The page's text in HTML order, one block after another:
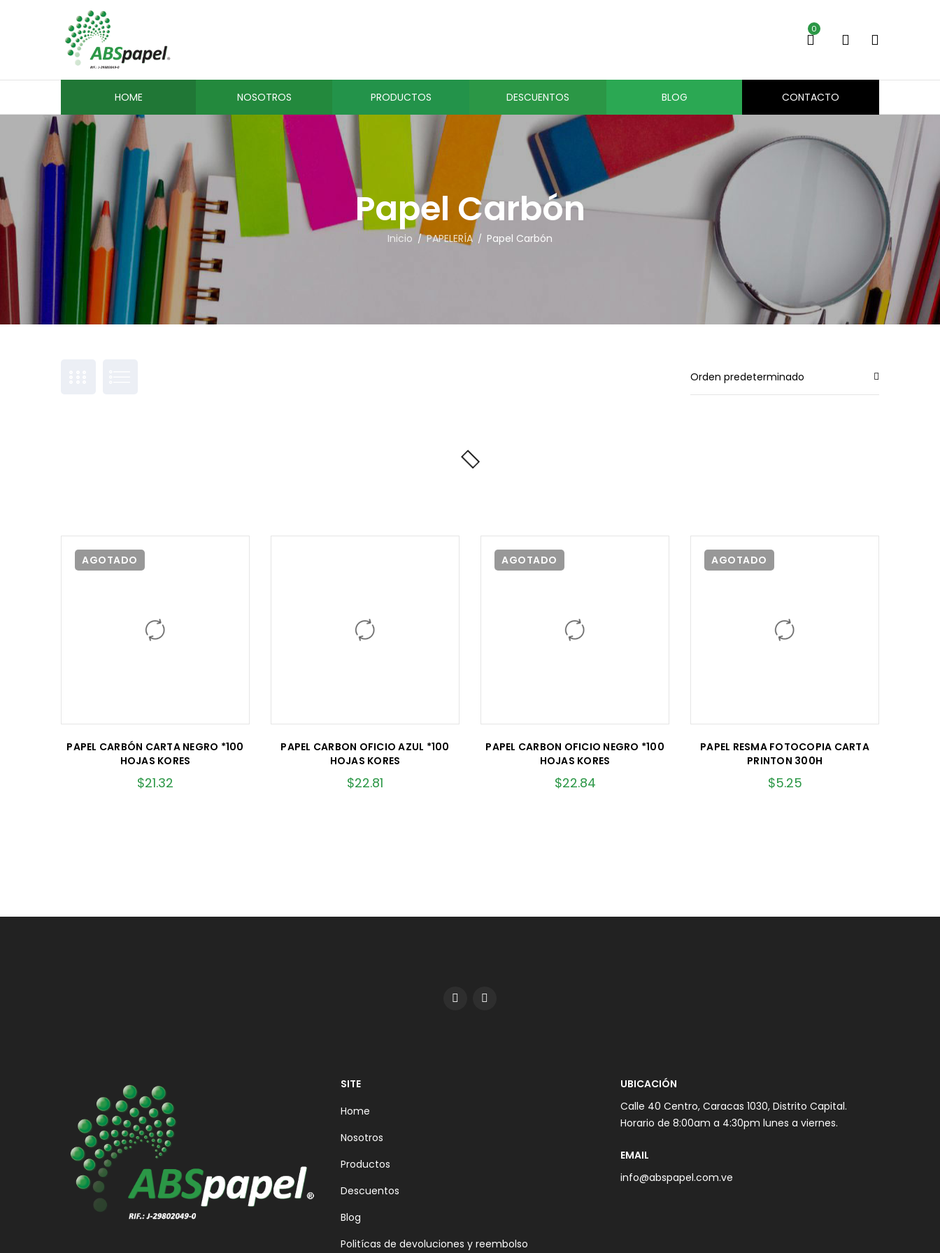
0
HOME NOSOTROS PRODUCTOS DESCUENTOS BLOG CONTACTO
Papel Carbón
Inicio / PAPELERÍA / Papel Carbón
Orden predeterminado
AGOTADO
PAPEL CARBÓN CARTA NEGRO *100
HOJAS KORES
$21.32
PAPEL CARBON OFICIO AZUL *100
HOJAS KORES
$22.81
AGOTADO
PAPEL CARBON OFICIO NEGRO *100
HOJAS KORES
$22.84
AGOTADO
PAPEL RESMA FOTOCOPIA CARTA
PRINTON 300H
$5.25
SITE
Home
Nosotros
Productos
Descuentos
Blog
Politícas de devoluciones y reembolso
UBICACIÓN
Calle 40 Centro, Caracas 1030, Distrito Capital.
Horario de 8:00am a 4:30pm lunes a viernes.
EMAIL
info@abspapel.com.ve